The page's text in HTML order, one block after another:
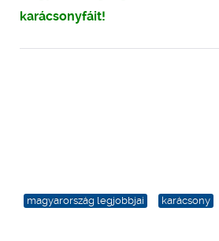
karácsonyfáit!
magyarország legjobbjai karácsony